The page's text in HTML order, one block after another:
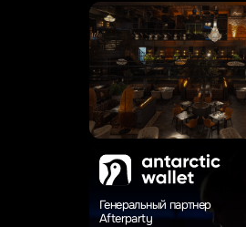
Генеральный партнер
Afterparty